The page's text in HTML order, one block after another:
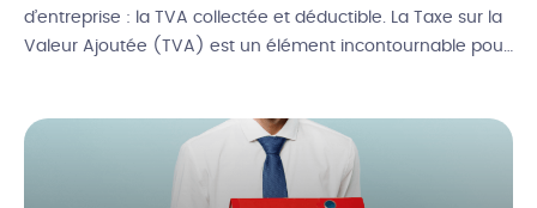
d’entreprise : la TVA collectée et déductible. La Taxe sur la
Valeur Ajoutée (TVA) est un élément incontournable pour
différence entre TVA collectée et TVA déductible ?
Comment calculer la […]